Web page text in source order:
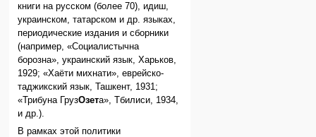
книги на русском (более 70), идиш,
украинском, татарском и др. языках,
периодические издания и сборники
(например, «Социалистычна
борозна», украинский язык, Харьков,
1929; «Хаёти михнати», еврейско-
таджикский язык, Ташкент, 1931;
«Трибуна ГрузОзета», Тбилиси, 1934,
и др.).
В рамках этой политики